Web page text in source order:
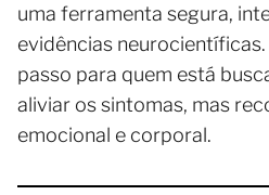
uma ferramenta segura,
evidências
passo para quem está
aliviar os sintomas, mas
emocional e corporal.